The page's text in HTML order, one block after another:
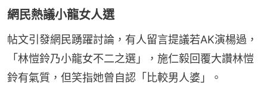
網民熱議小龍女人選
帖文引發網民踴躍討論，有人留言提議若AK演楊過，
「林愷鈴乃小龍女不二之選」，施仁毅回覆大讚林愷
鈴有氣質，但笑指她曾自認「比較男人婆」。